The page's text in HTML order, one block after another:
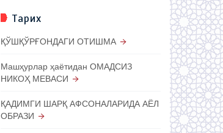
Тарих
ҚЎШҚЎРҒОНДАГИ ОТИШМА
Машҳурлар ҳаётидан ОМАДСИЗ
НИКОҲ МЕВАСИ
ҚАДИМГИ ШАРҚ АФСОНАЛАРИДА АЁЛ
ОБРАЗИ